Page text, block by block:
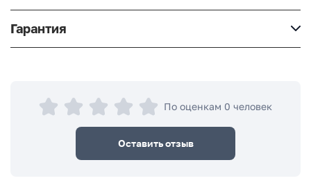
Гарантия
По оценкам 0 человек
Оставить отзыв